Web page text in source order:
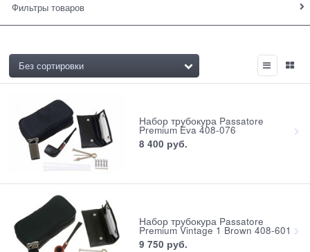
Фильтры товаров
Набор трубокура Passatore
Premium Eva 408-076
8 400 руб.
Набор трубокура Passatore
Premium Vintage 1 Brown 408-601
9 750 руб.